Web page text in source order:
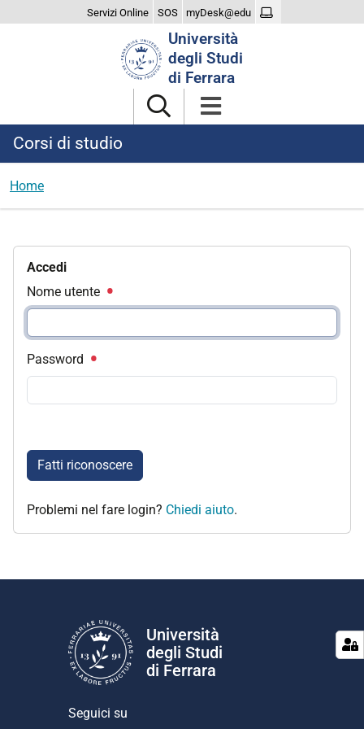
Servizi Online SOS myDesk@edu
Università
degli Studi
di Ferrara
Corsi di studio
Home
Accedi
Nome utente
Password
Fatti riconoscere
Problemi nel fare login? Chiedi aiuto.
Università
degli Studi
di Ferrara
Seguici su